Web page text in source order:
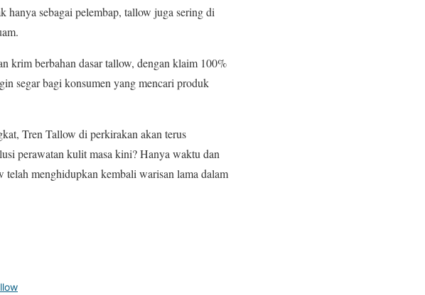
hanya sebagai pelembap, tallow juga sering di
krim berbahan dasar tallow, dengan klaim 100%
segar bagi konsumen yang mencari produk
Tren Tallow di perkirakan akan terus
perawatan kulit masa kini? Hanya waktu dan
telah menghidupkan kembali warisan lama dalam